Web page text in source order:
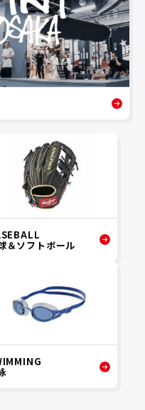
＆ソフトボール